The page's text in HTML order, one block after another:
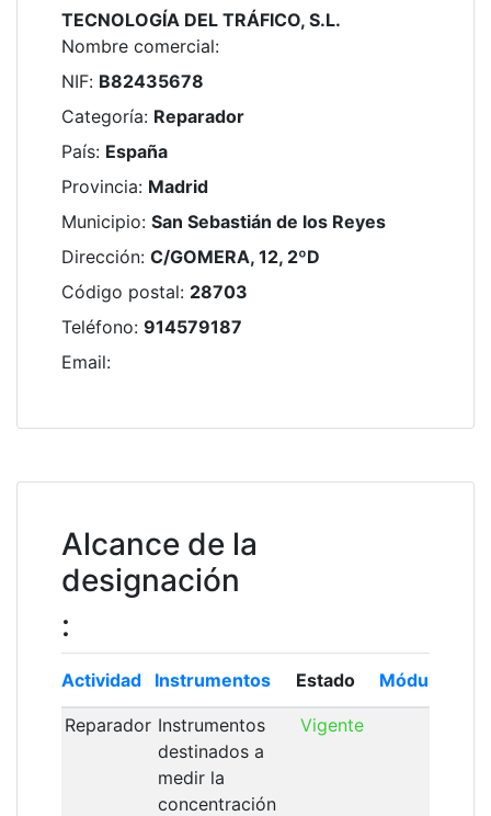
TECNOLOGÍA DEL TRÁFICO, S.L.
Nombre comercial:
NIF: B82435678
Categoría: Reparador
País: España
Provincia: Madrid
Municipio: San Sebastián de los Reyes
Dirección: C/GOMERA, 12, 2ºD
Código postal: 28703
Teléfono: 914579187
Email:
Alcance de la
designación
:
Actividad Instrumentos Estado Módulo
Reparador Instrumentos
destinados a
medir la
concentración
Vigente